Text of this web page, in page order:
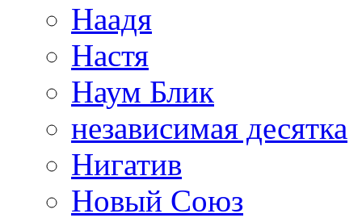
Наадя
Настя
Наум Блик
независимая десятка
Нигатив
Новый Союз